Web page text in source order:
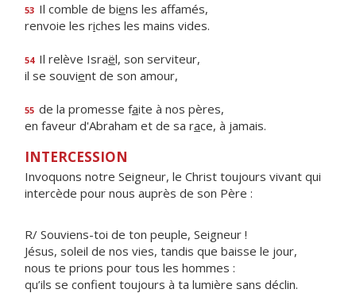
53 Il comble de biens les affamés,
renvoie les riches les mains vides.
54 Il relève Israël, son serviteur,
il se souvient de son amour,
55 de la promesse faite à nos pères,
en faveur d'Abraham et de sa race, à jamais.
INTERCESSION
Invoquons notre Seigneur, le Christ toujours vivant qui
intercède pour nous auprès de son Père :
R/ Souviens-toi de ton peuple, Seigneur !
Jésus, soleil de nos vies, tandis que baisse le jour,
nous te prions pour tous les hommes :
qu’ils se confient toujours à ta lumière sans déclin.